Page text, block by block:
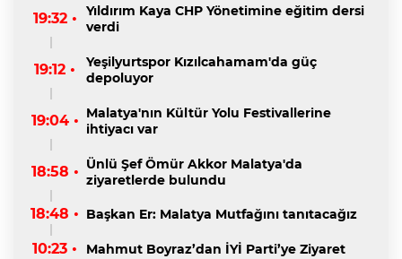
19:32 •
Yıldırım Kaya CHP Yönetimine eğitim dersi
verdi
19:12 •
Yeşilyurtspor Kızılcahamam'da güç
depoluyor
19:04 • Malatya'nın Kültür Yolu Festivallerine
ihtiyacı var
18:58 • Ünlü Şef Ömür Akkor Malatya'da
ziyaretlerde bulundu
18:48 • Başkan Er: Malatya Mutfağını tanıtacağız
10:23 • Mahmut Boyraz’dan İYİ Parti’ye Ziyaret